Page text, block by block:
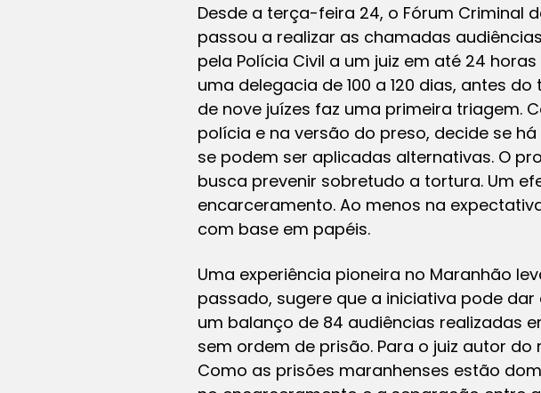
Desde a terça-feira 24, o Fórum Criminal
passou a realizar as chamadas
pela Polícia Civil a um juiz em até 24
uma delegacia de 100 a 120 dias, antes do
de nove juízes faz uma primeira triagem.
polícia e na versão do preso, decide se
se podem ser aplicadas alternativas. O
busca prevenir sobretudo a tortura. Um
encarceramento. Ao menos na
com base em papéis.
Uma experiência pioneira no Maranhão
passado, sugere que a iniciativa pode
um balanço de 84 audiências realizadas
sem ordem de prisão. Para o juiz autor
Como as prisões maranhenses estão